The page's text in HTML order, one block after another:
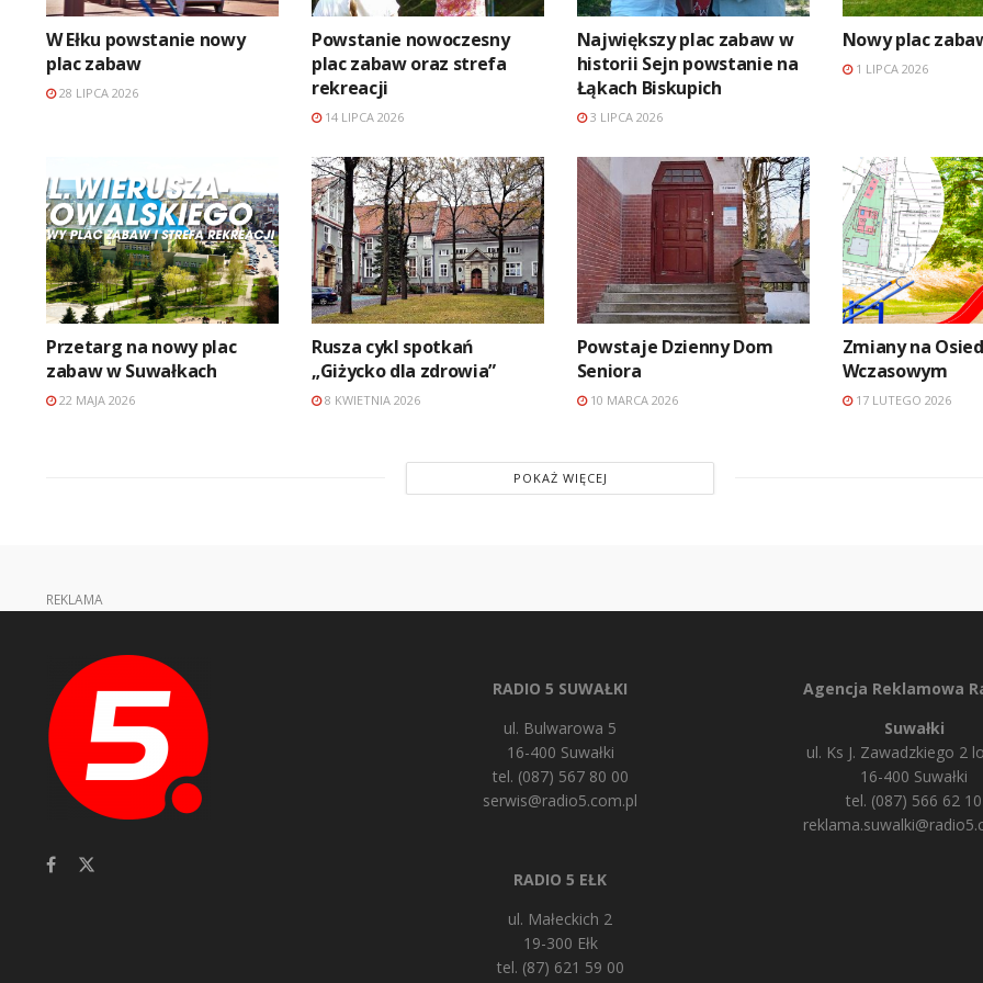
W Ełku powstanie nowy
plac zabaw
28 LIPCA 2026
Powstanie nowoczesny
plac zabaw oraz strefa
rekreacji
14 LIPCA 2026
Największy plac zabaw w
historii Sejn powstanie na
Łąkach Biskupich
3 LIPCA 2026
Nowy plac
1 LIPCA 2026
Przetarg na nowy plac
zabaw w Suwałkach
22 MAJA 2026
Rusza cykl spotkań
„Giżycko dla zdrowia”
8 KWIETNIA 2026
Powstaje Dzienny Dom
Seniora
10 MARCA 2026
Zmiany na
Wczasowym
17 LUTEGO 2026
POKAŻ WIĘCEJ
REKLAMA
RADIO 5 SUWAŁKI
ul. Bulwarowa 5
16-400 Suwałki
tel. (087) 567 80 00
serwis@radio5.com.pl
RADIO 5 EŁK
ul. Małeckich 2
19-300 Ełk
tel. (87) 621 59 00
Agencja Reklamowa
Suwałki
ul. Ks J. Zawadzkiego 2
16-400 Suwałki
tel. (087) 566 62 10